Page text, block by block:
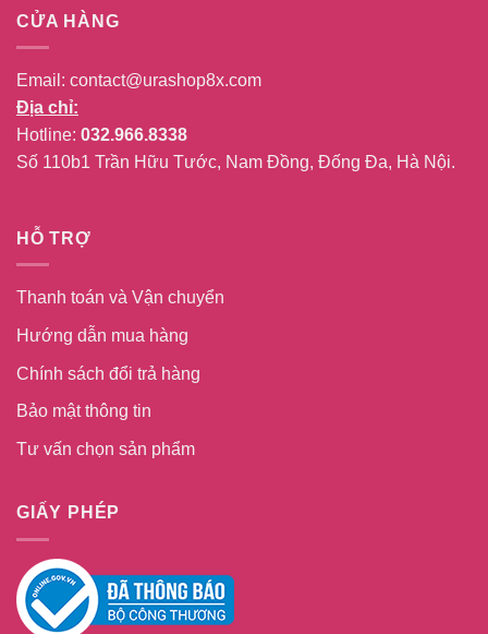
CỬA HÀNG
Email: contact@urashop8x.com
Địa chỉ:
Hotline: 032.966.8338
Số 110b1 Trần Hữu Tước, Nam Đồng, Đống Đa, Hà Nội.
HỖ TRỢ
Thanh toán và Vận chuyển
Hướng dẫn mua hàng
Chính sách đổi trả hàng
Bảo mật thông tin
Tư vấn chọn sản phẩm
GIẤY PHÉP